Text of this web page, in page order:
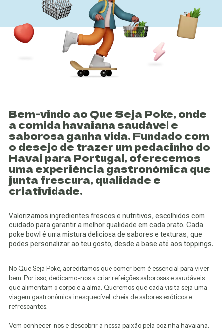
Bem-vindo ao Que Seja Poke, onde
a comida havaiana saudável e
saborosa ganha vida. Fundado com
o desejo de trazer um pedacinho do
Havai para Portugal, oferecemos
uma experiência gastronómica que
junta frescura, qualidade e
criatividade.
Valorizamos ingredientes frescos e nutritivos, escolhidos com
cuidado para garantir a melhor qualidade em cada prato. Cada
poke bowl é uma mistura deliciosa de sabores e texturas, que
podes personalizar ao teu gosto, desde a base até aos toppings.
No Que Seja Poke, acreditamos que comer bem é essencial para viver
bem. Por isso, dedicamo-nos a criar refeições saborosas e saudáveis
que alimentam o corpo e a alma. Queremos que cada visita seja uma
viagem gastronómica inesquecível, cheia de sabores exóticos e
refrescantes.
Vem conhecer-nos e descobrir a nossa paixão pela cozinha havaiana.